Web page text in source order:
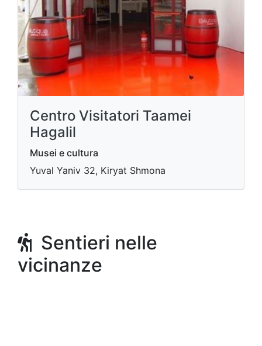
Centro Visitatori Taamei
Hagalil
Musei e cultura
Yuval Yaniv 32, Kiryat Shmona
Sentieri nelle
vicinanze